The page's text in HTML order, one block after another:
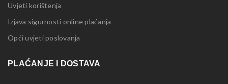
Uvjeti korištenja
Izjava sigurnosti online plaćanja
Opći uvjeti poslovanja
PLAĆANJE I DOSTAVA